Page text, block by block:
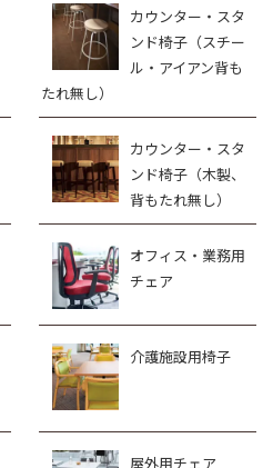
カウンター・スタ
ンド椅子（スチー
ル・アイアン背も
たれ無し）
カウンター・スタ
ンド椅子（木製、
背もたれ無し）
オフィス・業務用
チェア
介護施設用椅子
屋外用チェア